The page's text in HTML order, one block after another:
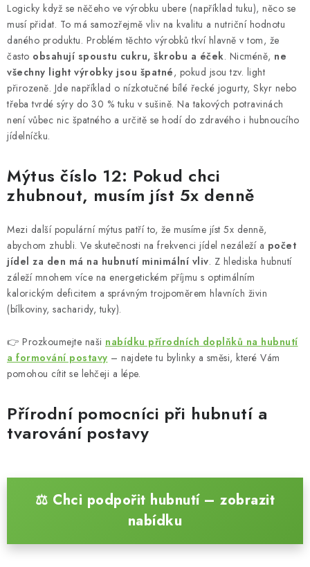
Logicky když se něčeho ve výrobku ubere (například tuku), něco se
musí přidat. To má samozřejmě vliv na kvalitu a nutriční hodnotu
daného produktu. Problém těchto výrobků tkví hlavně v tom, že
často obsahují spoustu cukru, škrobu a éček. Nicméně, ne
všechny light výrobky jsou špatné, pokud jsou tzv. light
přirozeně. Jde například o nízkotučné bílé řecké jogurty, Skyr nebo
třeba tvrdé sýry do 30 % tuku v sušině. Na takových potravinách
není vůbec nic špatného a určitě se hodí do zdravého i hubnoucího
jídelníčku.
Mýtus číslo 12: Pokud chci
zhubnout, musím jíst 5x denně
Mezi další populární mýtus patří to, že musíme jíst 5x denně,
abychom zhubli. Ve skutečnosti na frekvenci jídel nezáleží a počet
jídel za den má na hubnutí minimální vliv. Z hlediska hubnutí
záleží mnohem více na energetickém příjmu s optimálním
kalorickým deficitem a správným trojpoměrem hlavních živin
(bílkoviny, sacharidy, tuky).
👉 Prozkoumejte naši nabídku přírodních doplňků na hubnutí
a formování postavy – najdete tu bylinky a směsi, které Vám
pomohou cítit se lehčeji a lépe.
Přírodní pomocníci při hubnutí a
tvarování postavy
⚖️ Chci podpořit hubnutí – zobrazit
nabídku